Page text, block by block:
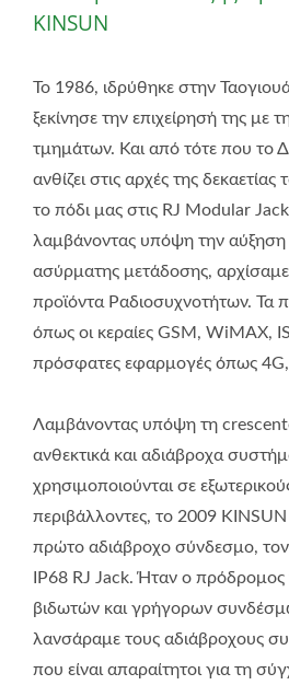
KINSUN
Το 1986, ιδρύθηκε στην
ξεκίνησε την επιχείρησή της με
τμημάτων. Και από τότε που το
ανθίζει στις αρχές της
το πόδι μας στις RJ Modular
λαμβάνοντας υπόψη την
ασύρματης μετάδοσης,
προϊόντα Ραδιοσυχνοτήτων. Τα
όπως οι κεραίες GSM, WiMAX,
πρόσφατες εφαρμογές όπως 4G,
Λαμβάνοντας υπόψη τη
ανθεκτικά και αδιάβροχα
χρησιμοποιούνται σε
περιβάλλοντες, το 2009
πρώτο αδιάβροχο σύνδεσμο,
IP68 RJ Jack. Ήταν ο
βιδωτών και γρήγορων
λανσάραμε τους αδιάβροχους
που είναι απαραίτητοι για τη